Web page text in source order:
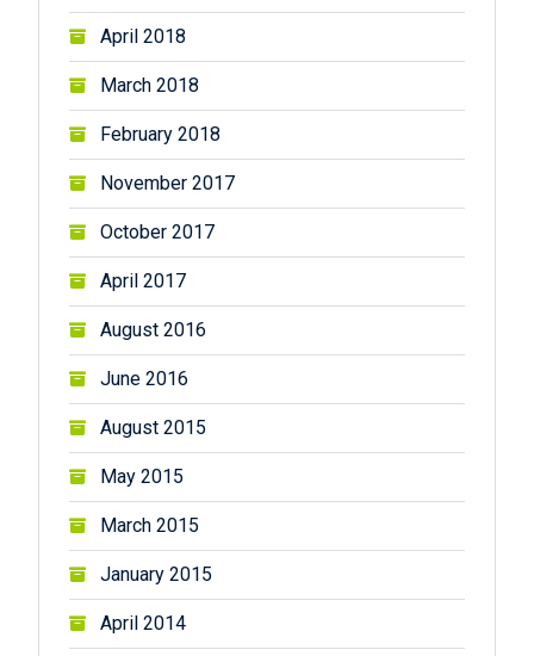
April 2018
March 2018
February 2018
November 2017
October 2017
April 2017
August 2016
June 2016
August 2015
May 2015
March 2015
January 2015
April 2014